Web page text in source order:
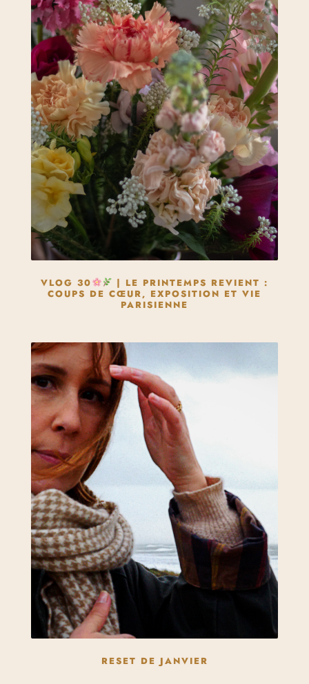
VLOG 30
| LE PRINTEMPS REVIENT :
COUPS DE CŒUR, EXPOSITION ET VIE
PARISIENNE
RESET DE JANVIER